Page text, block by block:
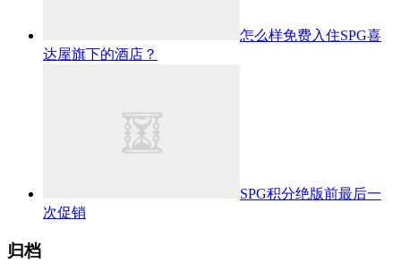
怎么样免费入住SPG喜
达屋旗下的酒店？
SPG积分绝版前最后一
次促销
归档